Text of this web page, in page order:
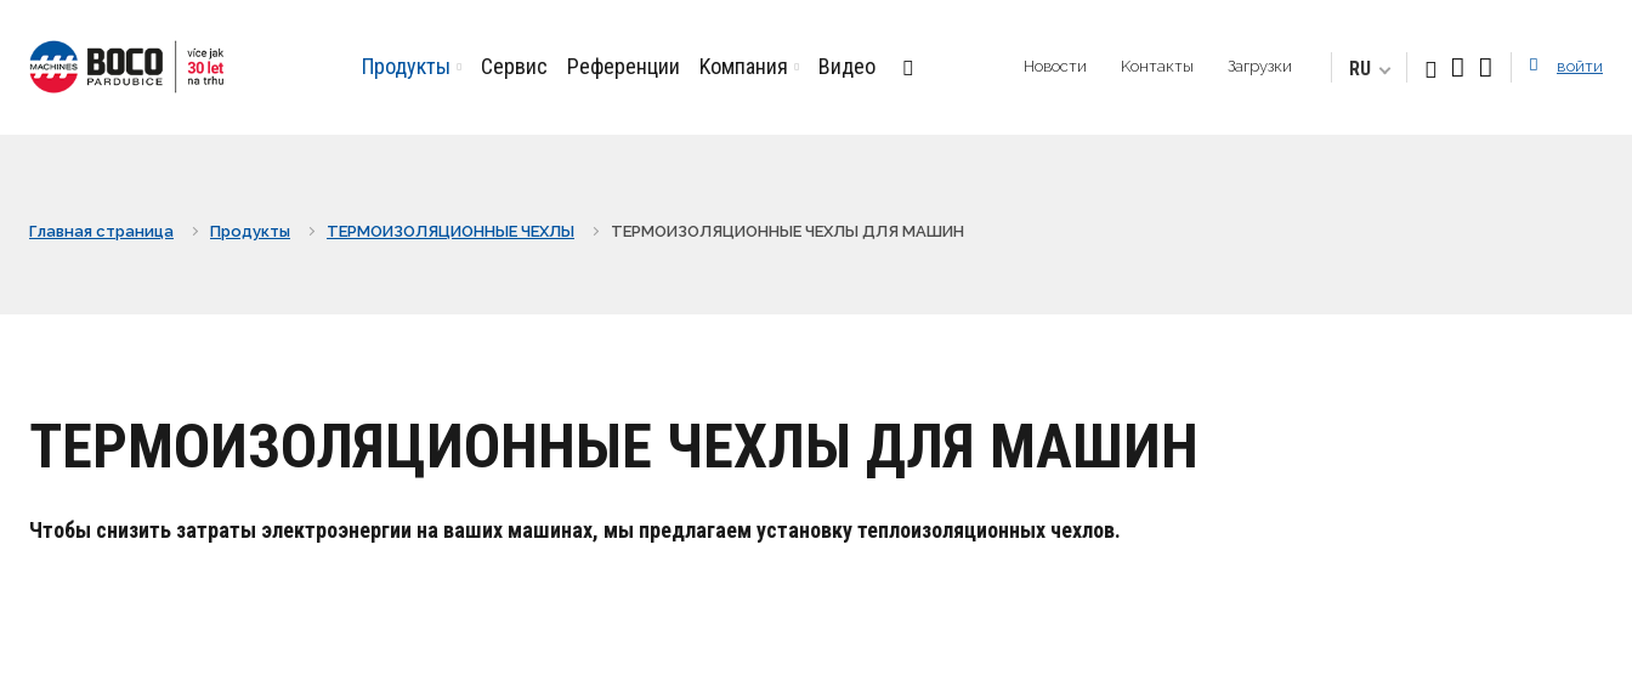
Продукты Сервис Референции Kомпания Видео Hовости Kонтакты Загрузки RU войти
Главная страница Продукты TЕРМОИЗОЛЯЦИОННЫЕ ЧЕХЛЫ TЕРМОИЗОЛЯЦИОННЫЕ ЧЕХЛЫ ДЛЯ МАШИН
TЕРМОИЗОЛЯЦИОННЫЕ ЧЕХЛЫ ДЛЯ МАШИН
Чтобы снизить затраты электроэнергии на ваших машинах, мы предлагаем установку теплоизоляционных чeхлoв.